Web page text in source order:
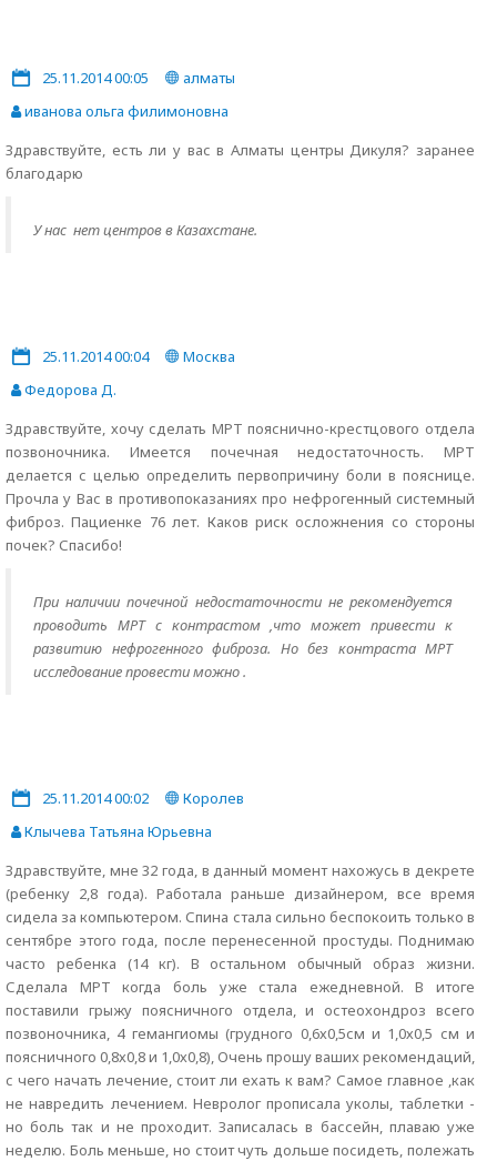
25.11.2014 00:05
алматы
иванова ольга филимоновна
Здравствуйте, есть ли у вас в Алматы центры Дикуля? заранее
благодарю
У нас нет центров в Казахстане.
25.11.2014 00:04
Москва
Федорова Д.
Здравствуйте, хочу сделать МРТ пояснично-крестцового отдела
позвоночника. Имеется почечная недостаточность. МРТ
делается с целью определить первопричину боли в пояснице.
Прочла у Вас в противопоказаниях про нефрогенный системный
фиброз. Пациенке 76 лет. Каков риск осложнения со стороны
почек? Спасибо!
При наличии почечной недостаточности не рекомендуется
проводить МРТ с контрастом ,что может привести к
развитию нефрогенного фиброза. Но без контраста МРТ
исследование провести можно .
25.11.2014 00:02
Королев
Клычева Татьяна Юрьевна
Здравствуйте, мне 32 года, в данный момент нахожусь в декрете
(ребенку 2,8 года). Работала раньше дизайнером, все время
сидела за компьютером. Спина стала сильно беспокоить только в
сентябре этого года, после перенесенной простуды. Поднимаю
часто ребенка (14 кг). В остальном обычный образ жизни.
Сделала МРТ когда боль уже стала ежедневной. В итоге
поставили грыжу поясничного отдела, и остеохондроз всего
позвоночника, 4 гемангиомы (грудного 0,6х0,5см и 1,0х0,5 см и
поясничного 0,8х0,8 и 1,0х0,8), Очень прошу ваших рекомендаций,
с чего начать лечение, стоит ли ехать к вам? Самое главное ,как
не навредить лечением. Невролог прописала уколы, таблетки -
но боль так и не проходит. Записалась в бассейн, плаваю уже
неделю. Боль меньше, но стоит чуть дольше посидеть, полежать